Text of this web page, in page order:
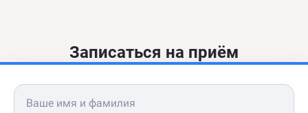
Записаться на приём